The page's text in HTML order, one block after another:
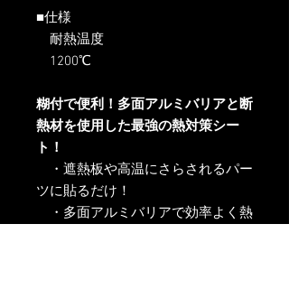
■仕様
耐熱温度
1200℃
糊付で便利！多面アルミバリアと断
熱材を使用した最強の熱対策シー
ト！
・遮熱板や高温にさらされるパー
ツに貼るだけ！
・多面アルミバリアで効率よく熱